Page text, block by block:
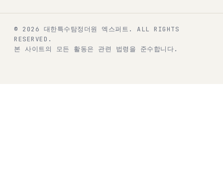
© 2026 대한특수탐정더원 엑스퍼트.
ALL RIGHTS
RESERVED.
본 사이트의 모든 활동은 관련 법령을 준수합니다.